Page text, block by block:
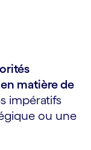
matière de
impératifs
ou une